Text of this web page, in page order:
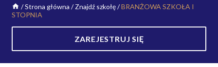
/Strona główna /Znajdź szkołę/BRANŻOWA SZKOŁA I
STOPNIA
ZAREJESTRUJ SIĘ